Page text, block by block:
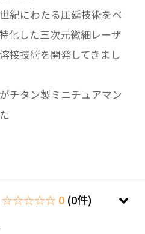
紀にわたる圧延技術をベ
化した三次元微細レーザ
接技術を開発してきまし
チタン製ミニチュアマン
☆☆☆☆☆ 0 (0件)